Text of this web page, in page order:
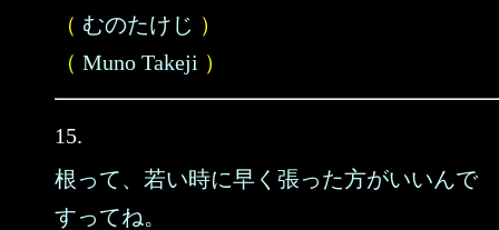
（ むのたけじ ）
（ Muno Takeji ）
15.
根って、若い時に早く張った方がいいんで
すってね。